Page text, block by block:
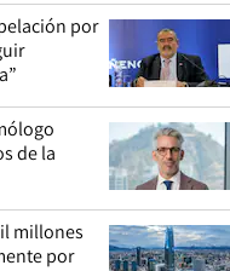
por
de la
millones
por